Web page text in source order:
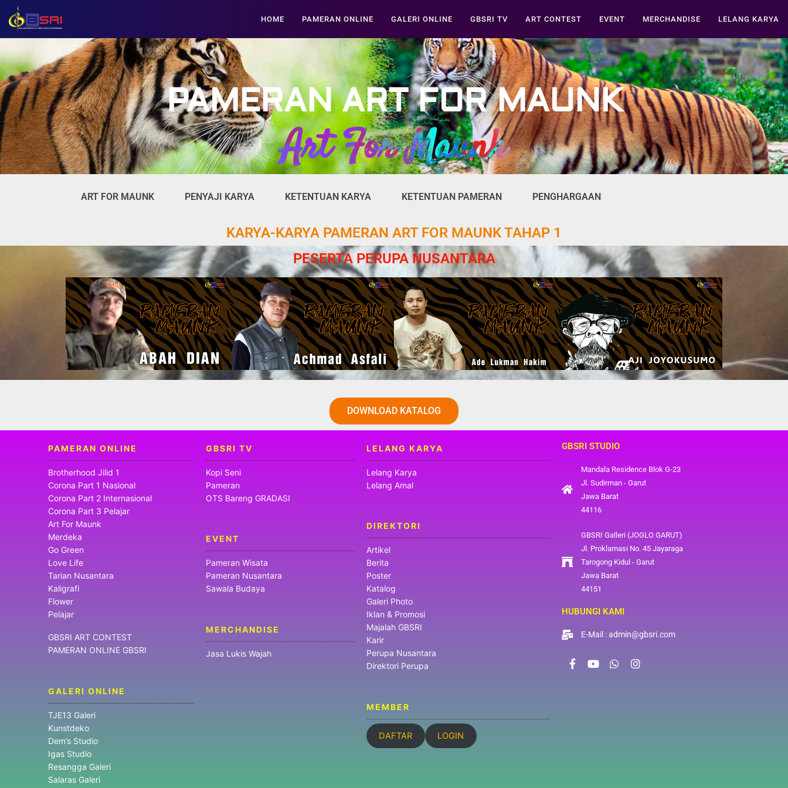
HOME PAMERAN ONLINE GALERI ONLINE GBSRI TV ART CONTEST EVENT MERCHANDISE LELANG KARYA
PAMERAN ART FOR MAUNK
Art For Maunk
ART FOR MAUNK PENYAJI KARYA KETENTUAN KARYA KETENTUAN PAMERAN PENGHARGAAN
KARYA-KARYA PAMERAN ART FOR MAUNK TAHAP 1
PESERTA PERUPA NUSANTARA
DOWNLOAD KATALOG
PAMERAN ONLINE
Brotherhood Jilid 1
Corona Part 1 Nasional
Corona Part 2 Internasional
Corona Part 3 Pelajar
Art For Maunk
Merdeka
Go Green
Love Life
Tarian Nusantara
Kaligrafi
Flower
Pelajar
GBSRI ART CONTEST
PAMERAN ONLINE GBSRI
GALERI ONLINE
TJE13 Galeri
Kunstdeko
Dem’s Studio
Igas Studio
Resangga Galeri
Salaras Galeri
GBSRI TV
Kopi Seni
Pameran
OTS Bareng GRADASI
EVENT
Pameran Wisata
Pameran Nusantara
Sawala Budaya
MERCHANDISE
Jasa Lukis Wajah
LELANG KARYA
Lelang Karya
Lelang Amal
DIREKTORI
Artikel
Berita
Poster
Katalog
Galeri Photo
Iklan & Promosi
Majalah GBSRI
Karir
Perupa Nusantara
Direktori Perupa
MEMBER
DAFTAR LOGIN
GBSRI STUDIO
Mandala Residence Blok G-23
Jl. Sudirman - Garut
Jawa Barat
44116
GBSRI Galleri (JOGLO GARUT)
Jl. Proklamasi No. 45 Jayaraga
Tarogong Kidul - Garut
Jawa Barat
44151
HUBUNGI KAMI
E-Mail : admin@gbsri.com